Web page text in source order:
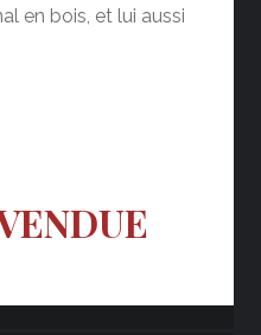
en bois, et lui aussi